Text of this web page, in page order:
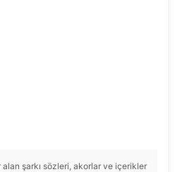
şarkı sözleri, akorlar ve içerikler